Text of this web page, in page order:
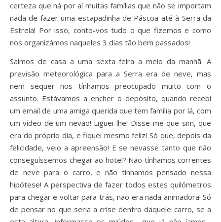
certeza que há por aí muitas famílias que não se importam
nada de fazer uma escapadinha de Páscoa até à Serra da
Estrela! Por isso, conto-vos tudo o que fizemos e como
nos organizámos naqueles 3 dias tão bem passados!
Saímos de casa a uma sexta feira a meio da manhã. A
previsão meteorológica para a Serra era de neve, mas
nem sequer nos tínhamos preocupado muito com o
assunto. Estávamos a encher o depósito, quando recebi
um email de uma amiga querida que tem família por lá, com
um vídeo de um nevão! Liguei-lhe! Disse-me que sim, que
era do próprio dia, e fiquei mesmo feliz! Só que, depois da
felicidade, veio a apreensão! E se nevasse tanto que não
conseguíssemos chegar ao hotel? Não tínhamos correntes
de neve para o carro, e não tínhamos pensado nessa
hipótese! A perspectiva de fazer todos estes quilómetros
para chegar e voltar para trás, não era nada animadora! Só
de pensar no que seria a crise dentro daquele carro, se a